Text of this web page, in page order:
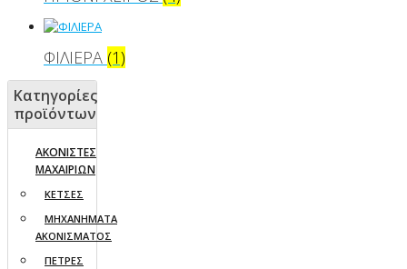
ΦΙΛΙΕΡΑ (1)
Κατηγορίες
προϊόντων
ΑΚΟΝΙΣΤΕΣ
ΜΑΧΑΙΡΙΩΝ
ΚΕΤΣΕΣ
ΜΗΧΑΝΗΜΑΤΑ
ΑΚΟΝΙΣΜΑΤΟΣ
ΠΕΤΡΕΣ